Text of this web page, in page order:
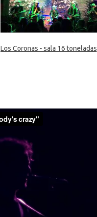
Los Coronas - sala 16 toneladas